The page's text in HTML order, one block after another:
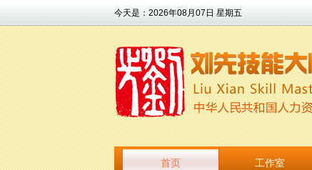
今天是： 2026年08月07日 星期五
首页 工作室